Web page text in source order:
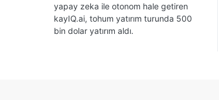
yapay zeka ile otonom hale getiren
kayIQ.ai, tohum yatırım turunda 500
bin dolar yatırım aldı.